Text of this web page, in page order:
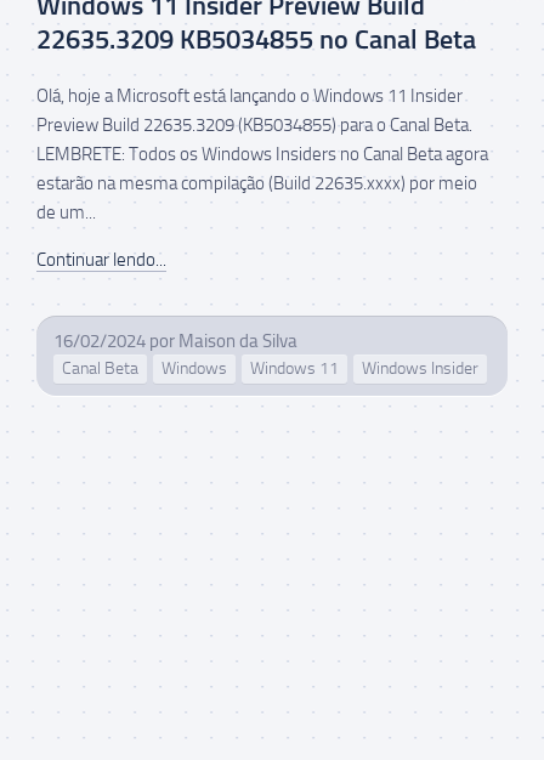
22635.3209 KB5034855 no Canal Beta
Olá, hoje a Microsoft está lançando o Windows 11 Insider
Preview Build 22635.3209 (KB5034855) para o Canal Beta.
LEMBRETE: Todos os Windows Insiders no Canal Beta agora
estarão na mesma compilação (Build 22635.xxxx) por meio
de um...
Continuar lendo...
16/02/2024 por Maison da Silva
Canal Beta Windows Windows 11 Windows Insider